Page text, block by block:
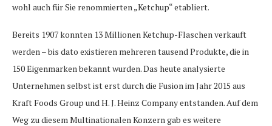
wohl auch für Sie renommierten „Ketchup“ etabliert.
Bereits 1907 konnten 13 Millionen Ketchup-Flaschen verkauft
werden – bis dato existieren mehreren tausend Produkte, die in
150 Eigenmarken bekannt wurden. Das heute analysierte
Unternehmen selbst ist erst durch die Fusion im Jahr 2015 aus
Kraft Foods Group und H. J. Heinz Company entstanden. Auf dem
Weg zu diesem Multinationalen Konzern gab es weitere